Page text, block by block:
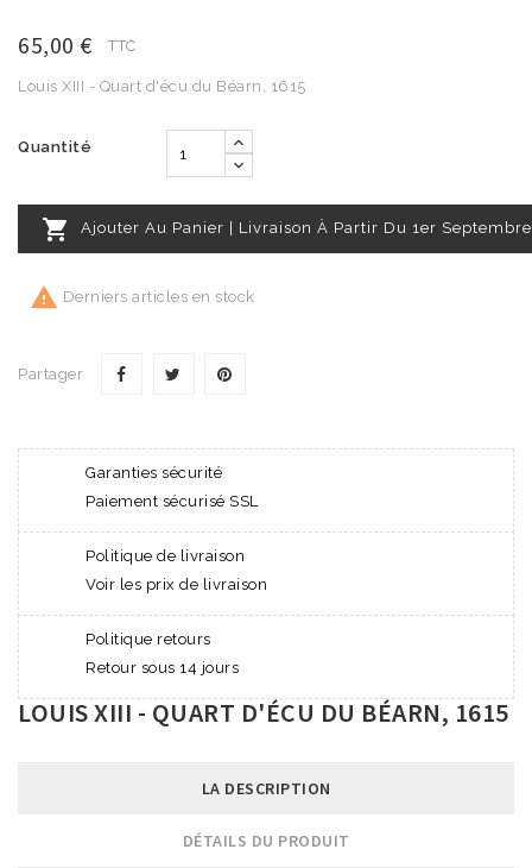
65,00 € TTC
Louis XIII - Quart d'écu du Béarn, 1615
Quantité
 Ajouter Au Panier | Livraison À Partir Du 1er Septembre
 Derniers articles en stock
Partager
Garanties sécurité
Paiement sécurisé SSL
Politique de livraison
Voir les prix de livraison
Politique retours
Retour sous 14 jours
LOUIS XIII - QUART D'ÉCU DU BÉARN, 1615
LA DESCRIPTION
DÉTAILS DU PRODUIT